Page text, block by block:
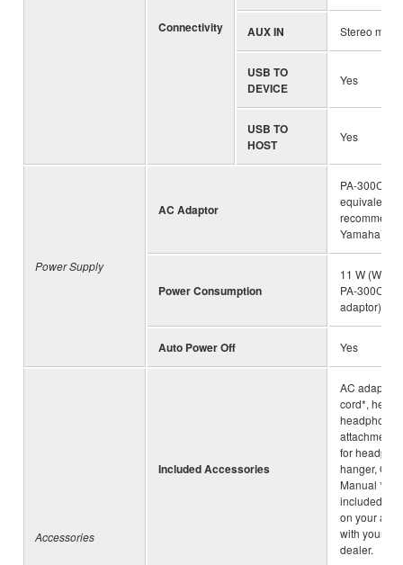
Connectivity AUX IN Stereo mini
USB TO
DEVICE
Yes
USB TO
HOST
Yes
Power Supply
AC Adaptor
PA-300C
equivalent
Yamaha)
Power Consumption
11 W
PA-300C AC
adaptor)
Auto Power Off Yes
Accessories
Included Accessories
AC
cord*,
headphone
attachment
for
hanger,
Manual
included
on your
with your
dealer.